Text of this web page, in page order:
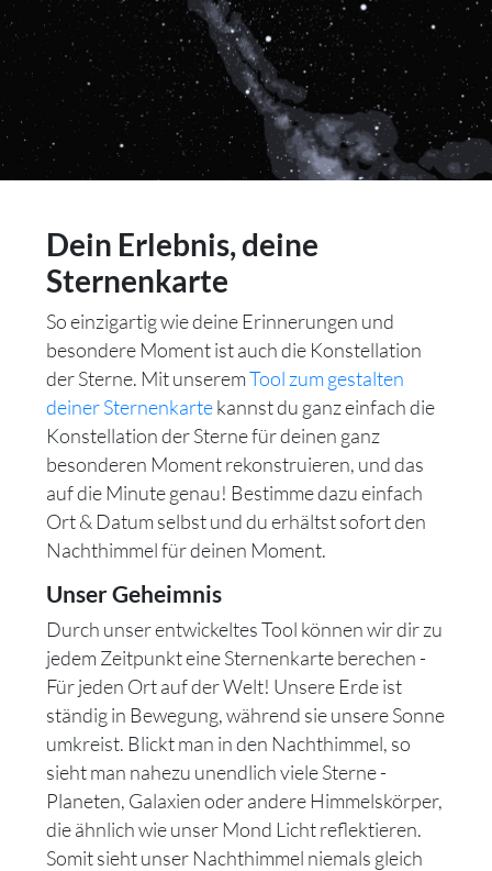
Dein Erlebnis, deine
Sternenkarte
So einzigartig wie deine Erinnerungen und
besondere Moment ist auch die Konstellation
der Sterne. Mit unseremTool zum gestalten
deiner Sternenkartekannst du ganz einfach die
Konstellation der Sterne für deinen ganz
besonderen Moment rekonstruieren, und das
auf die Minute genau! Bestimme dazu einfach
Ort & Datum selbst und du erhältst sofort den
Nachthimmel für deinen Moment.
Unser Geheimnis
Durch unser entwickeltes Tool können wir dir zu
jedem Zeitpunkt eine Sternenkarte berechen -
Für jeden Ort auf der Welt! Unsere Erde ist
ständig in Bewegung, während sie unsere Sonne
umkreist. Blickt man in den Nachthimmel, so
sieht man nahezu unendlich viele Sterne -
Planeten, Galaxien oder andere Himmelskörper,
die ähnlich wie unser Mond Licht reflektieren.
Somit sieht unser Nachthimmel niemals gleich